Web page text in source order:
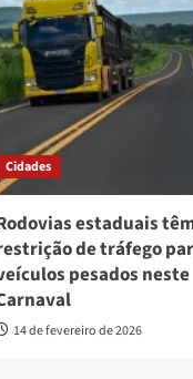
Cidades
estaduais
de tráfego
pesados neste
14 de fevereiro de 2026